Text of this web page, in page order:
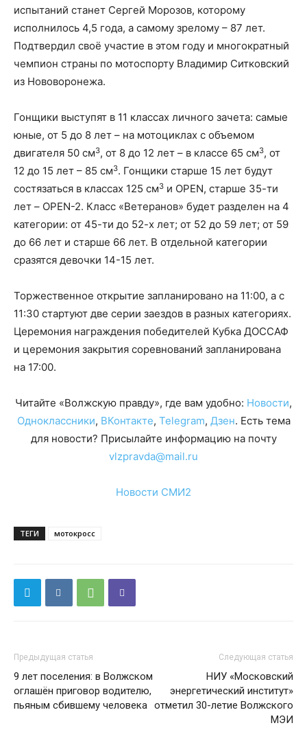
испытаний станет Сергей Морозов, которому
исполнилось 4,5 года, а самому зрелому – 87 лет.
Подтвердил своё участие в этом году и многократный
чемпион страны по мотоспорту Владимир Ситковский
из Нововоронежа.
Гонщики выступят в 11 классах личного зачета: самые
юные, от 5 до 8 лет – на мотоциклах с объемом
двигателя 50 см3, от 8 до 12 лет – в классе 65 см3, от
12 до 15 лет – 85 см3. Гонщики старше 15 лет будут
состязаться в классах 125 см3 и OPEN, старше 35-ти
лет – OPEN-2. Класс «Ветеранов» будет разделен на 4
категории: от 45-ти до 52-х лет; от 52 до 59 лет; от 59
до 66 лет и старше 66 лет. В отдельной категории
сразятся девочки 14-15 лет.
Торжественное открытие запланировано на 11:00, а с
11:30 стартуют две серии заездов в разных категориях.
Церемония награждения победителей Кубка ДОССАФ
и церемония закрытия соревнований запланирована
на 17:00.
Читайте «Волжскую правду», где вам удобно: Новости,
Одноклассники, ВКонтакте, Telegram, Дзен. Есть тема
для новости? Присылайте информацию на почту
vlzpravda@mail.ru
Новости СМИ2
ТЕГИ мотокросс
Предыдущая статья
9 лет поселения: в Волжском
оглашён приговор водителю,
пьяным сбившему человека
Следующая статья
НИУ «Московский
энергетический институт»
отметил 30-летие Волжского
МЭИ